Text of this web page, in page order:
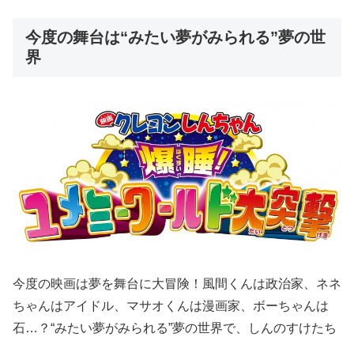
今度の舞台は“みたい夢がみられる”夢の世
界
今度の映画は夢を舞台に大冒険！風間くんは政治家、ネネ
ちゃんはアイドル、マサオくんは漫画家、ボーちゃんは
石…？“みたい夢がみられる”夢の世界で、しんのすけたち